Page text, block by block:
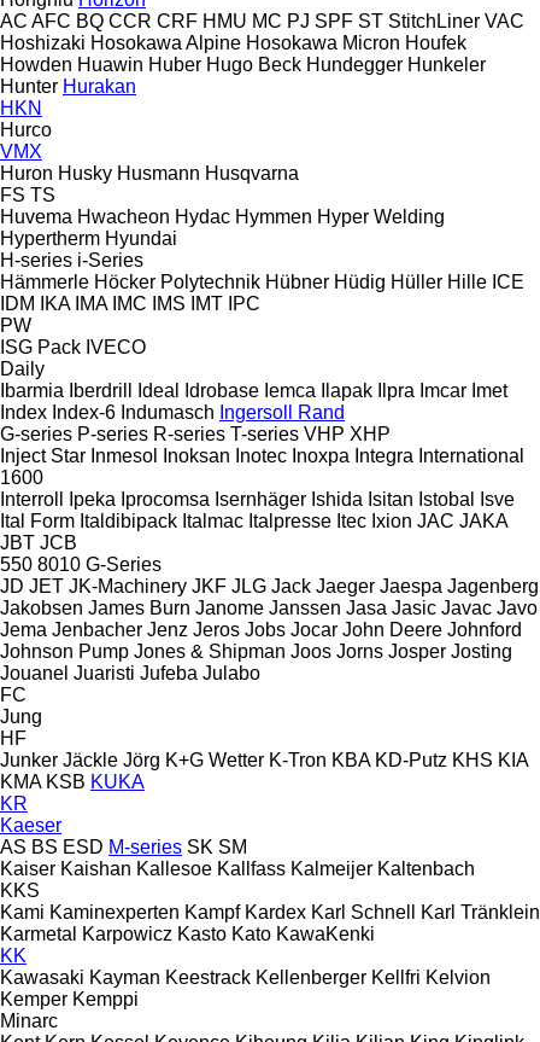
AC AFC BQ CCR CRF HMU MC PJ SPF ST StitchLiner VAC
Hoshizaki Hosokawa Alpine Hosokawa Micron Houfek
Howden Huawin Huber Hugo Beck Hundegger Hunkeler
Hunter Hurakan
HKN
Hurco
VMX
Huron Husky Husmann Husqvarna
FS TS
Huvema Hwacheon Hydac Hymmen Hyper Welding
Hypertherm Hyundai
H-series i-Series
Hämmerle Höcker Polytechnik Hübner Hüdig Hüller Hille ICE
IDM
IKA IMA IMC IMS IMT IPC
PW
ISG Pack IVECO
Daily
Ibarmia
Iberdrill Ideal Idrobase Iemca Ilapak Ilpra Imcar Imet
Index Index-6 Indumasch Ingersoll Rand
G-series P-series R-series T-series VHP XHP
Inject Star Inmesol Inoksan Inotec Inoxpa Integra International
1600
Interroll
Ipeka Iprocomsa Isernhäger Ishida Isitan Istobal
Isve
Ital Form Italdibipack Italmac Italpresse Itec Ixion JAC JAKA
JBT JCB
550 8010 G-Series
JD JET JK-Machinery JKF JLG Jack Jaeger Jaespa Jagenberg
Jakobsen James Burn Janome Janssen Jasa Jasic Javac Javo
Jema Jenbacher Jenz Jeros Jobs Jocar John Deere Johnford
Johnson Pump Jones & Shipman Joos Jorns Josper Josting
Jouanel Juaristi Jufeba Julabo
FC
Jung
HF
Junker Jäckle Jörg K+G Wetter K-Tron KBA KD-Putz KHS KIA
KMA KSB KUKA
KR
Kaeser
AS BS ESD M-series SK SM
Kaiser Kaishan Kallesoe Kallfass Kalmeijer Kaltenbach
KKS
Kami Kaminexperten Kampf Kardex Karl Schnell
Karl Tränklein
Karmetal
Karpowicz Kasto Kato KawaKenki
KK
Kawasaki Kayman Keestrack Kellenberger Kellfri Kelvion
Kemper Kemppi
Minarc